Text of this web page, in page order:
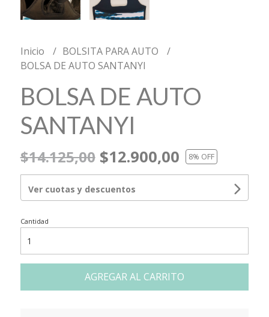
Inicio
BOLSITA PARA AUTO
BOLSA DE AUTO SANTANYI
BOLSA DE AUTO
SANTANYI
$14.125,00$12.900,00 8% OFF
Ver cuotas y descuentos
Cantidad
AGREGAR AL CARRITO